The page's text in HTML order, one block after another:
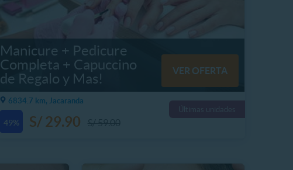
Manicure + Pedicure
Completa + Capuccino
de Regalo y Mas!
VER OFERTA
6834.7 km, Jacaranda
49%
Últimas unidades
S/ 29.90